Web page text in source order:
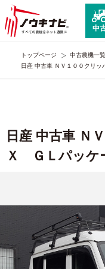
中
トップページ
中古農機一覧
日産 中古車 ＮＶ１００クリ
日産 中古車 Ｎ
Ｘ ＧＬパッケ